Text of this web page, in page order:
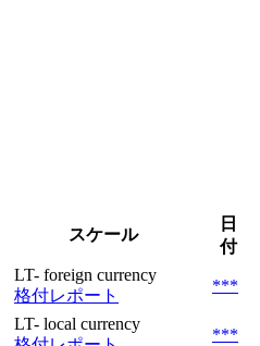
スケール
日
付
LT- foreign currency
格付レポート
***
LT- local currency
***